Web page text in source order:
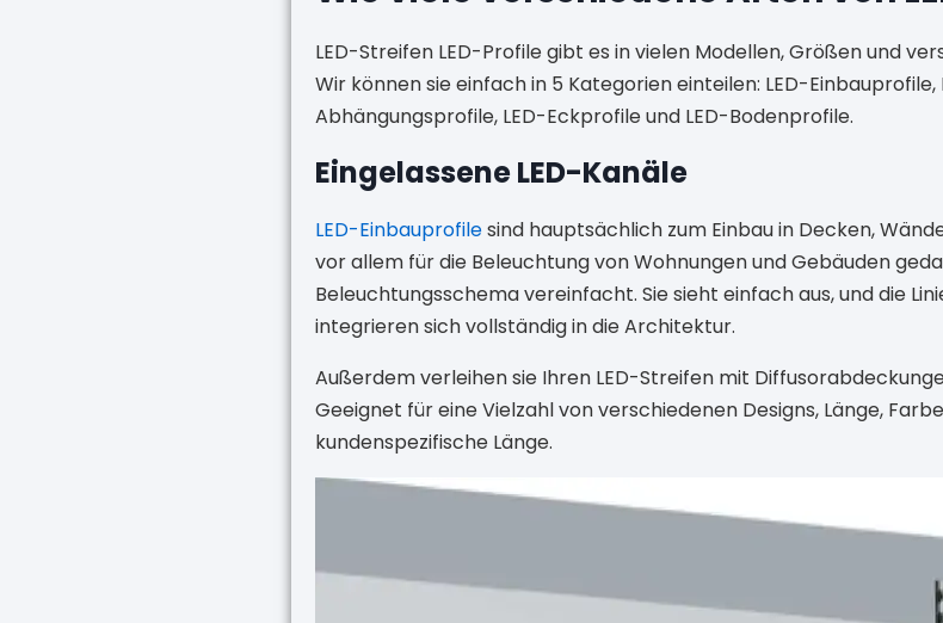
LED-Streifen LED-Profile gibt es in vielen Modellen, Größen und
Wir können sie einfach in 5 Kategorien einteilen: LED-Einbauprofile,
Abhängungsprofile, LED-Eckprofile und LED-Bodenprofile.
Eingelassene LED-Kanäle
LED-Einbauprofilesind hauptsächlich zum Einbau in Decken,
vor allem für die Beleuchtung von Wohnungen und Gebäuden
Beleuchtungsschema vereinfacht. Sie sieht einfach aus, und die
integrieren sich vollständig in die Architektur.
Außerdem verleihen sie Ihren LED-Streifen mit
Geeignet für eine Vielzahl von verschiedenen Designs, Länge,
kundenspezifische Länge.